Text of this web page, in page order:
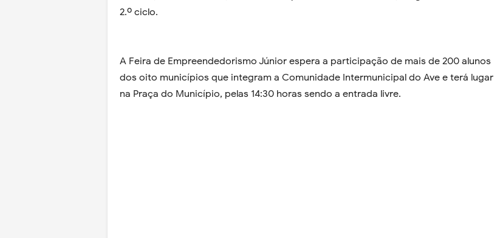
2.º ciclo.
A Feira de Empreendedorismo Júnior espera a participação de mais de 200 alunos
dos oito municípios que integram a Comunidade Intermunicipal do Ave e terá lugar
na Praça do Município, pelas 14:30 horas sendo a entrada livre.